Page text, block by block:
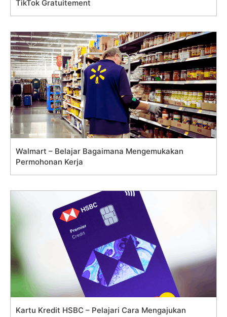
TikTok Gratuitement
Walmart – Belajar Bagaimana Mengemukakan
Permohonan Kerja
Kartu Kredit HSBC – Pelajari Cara Mengajukan